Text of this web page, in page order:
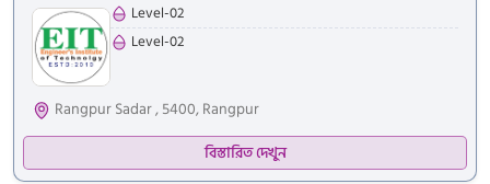
Level-02
Level-02
Rangpur Sadar , 5400, Rangpur
বিস্তারিত দেখুন